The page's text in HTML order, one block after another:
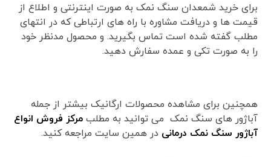
برای خرید شمعدان سنگ نمک به صورت اینترنتی و اطلاع از
قیمت ها و دریافت مشاوره با راه های ارتباطی که در انتهای
مطلب گفته شده است تماس بگیرید. و محصول مدنظر خود
را به صورت تکی و عمده سفارش دهید.
همچنین برای مشاهده محصولات ارگانیک بیشتر از جمله
آباژور های سنگ نمک می توانید به مطلبمرکز فروش انواع
آباژور سنگ نمک درمانیدر همین سایت مراجعه کنید.